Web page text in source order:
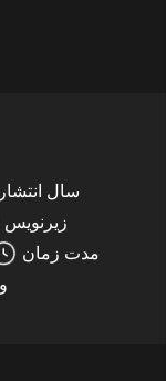
سال انتشار
زیرنویس
مدت زمان